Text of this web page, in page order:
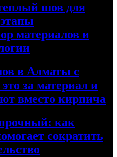
шов для
материалов и
в Алматы с
за материал и
вместо кирпича
как
сократить